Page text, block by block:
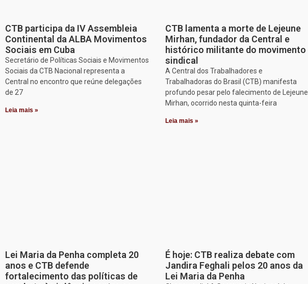
CTB participa da IV Assembleia
Continental da ALBA Movimentos
Sociais em Cuba
Secretário de Políticas Sociais e Movimentos
Sociais da CTB Nacional representa a
Central no encontro que reúne delegações
de 27
Leia mais »
CTB lamenta a morte de Lejeune
Mirhan, fundador da Central e
histórico militante do movimento
sindical
A Central dos Trabalhadores e
Trabalhadoras do Brasil (CTB) manifesta
profundo pesar pelo falecimento de Lejeune
Mirhan, ocorrido nesta quinta-feira
Leia mais »
Lei Maria da Penha completa 20
anos e CTB defende
fortalecimento das políticas de
É hoje: CTB realiza debate com
Jandira Feghali pelos 20 anos da
Lei Maria da Penha